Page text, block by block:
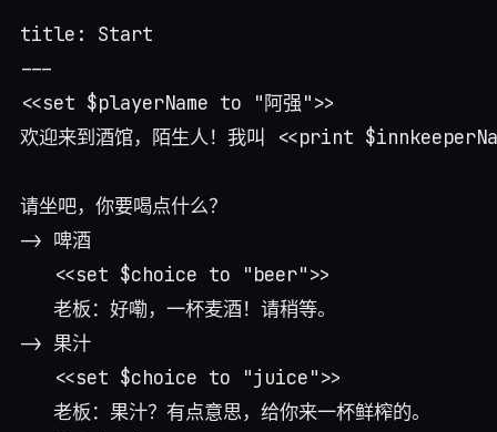
title: Start
---
<<set $playerName to "阿强">>
欢迎来到酒馆，陌生人！我叫 <<print
请坐吧，你要喝点什么？
-> 啤酒
   <<set $choice to "beer">>
   老板：好嘞，一杯麦酒！请稍等。
-> 果汁
   <<set $choice to "juice">>
   老板：果汁？有点意思，给你来一杯鲜榨的。